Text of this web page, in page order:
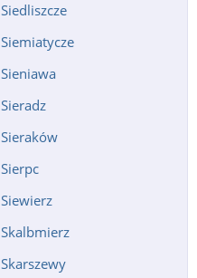
Siedliszcze
Siemiatycze
Sieniawa
Sieradz
Sieraków
Sierpc
Siewierz
Skalbmierz
Skarszewy